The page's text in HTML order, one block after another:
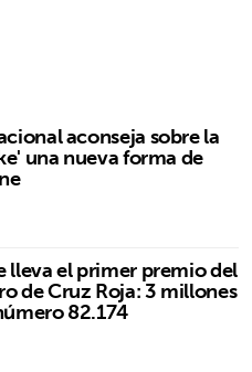
aconseja sobre la
una nueva forma de
lleva el primer premio del
de Cruz Roja: 3 millones
82.174